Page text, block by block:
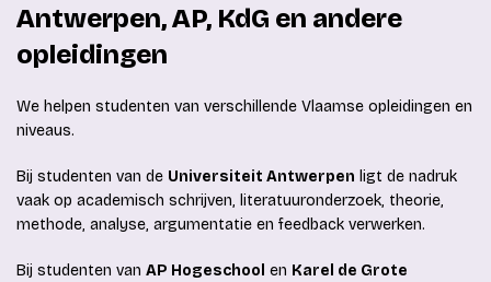
Antwerpen, AP, KdG en andere
opleidingen
We helpen studenten van verschillende Vlaamse opleidingen en
niveaus.
Bij studenten van de Universiteit Antwerpen ligt de nadruk
vaak op academisch schrijven, literatuuronderzoek, theorie,
methode, analyse, argumentatie en feedback verwerken.
Bij studenten van AP Hogeschool en Karel de Grote